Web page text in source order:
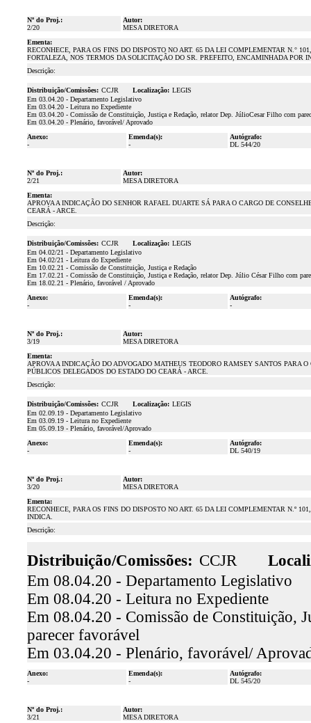
Nº do Proj.:
2/20
Autor:
MESA DIRETORA
Ementa:
RECONHECE, PARA OS FINS DO DISPOSTO NO ART. 65 DA LEI COMPLEMENTAR N.°
FORTALEZA, NOS TERMOS DA SOLICITAÇÃO DO SR. PREFEITO, ENCAMINHADA POR
Descrição:
Distribuição/Comissões: CCJR Localização: LEGIS
Em 03.04.20 - Departamento Legislativo
Em 03.04.20 - Leitura no Expediente
Em 03.04.20 - Comissão de Constituição, Justiça e Redação, relator Dep. JúlioCesar Filho com
Em 03.04.20 - Plenário, favorável/ Aprovado
Anexo:
-
Emenda(s):
-
Autógrafo:
DL 544/20
Nº do Proj.:
2/21
Autor:
MESA DIRETORA
Ementa:
APROVA A INDICAÇÃO DO SENHOR RAFAEL DUARTE SÁ PARA O CARGO DE
CEARÁ - ARCE.
Descrição:
Distribuição/Comissões: CCJR Localização: LEGIS
Em 04.02/21 - Departamento Legislativo
Em 04.02/21 - Leitura do Expediente
Em 10.02.21 - Comissão de Constituição, Justiça e Redação
Em 17.02.21 - Comissão de Constituição, Justiça e Redação, relator Dep. Júlio César Filho com
Em 18.02.21 - Plenário, favorável / Aprovado
Anexo:
-
Emenda(s):
-
Autógrafo:
-
Nº do Proj.:
3/19
Autor:
MESA DIRETORA
Ementa:
APROVA A INDICAÇÃO DO ADVOGADO MATHEUS TEODORO RAMSEY SANTOS PARA
PÚBLICOS DELEGADOS DO ESTADO DO CEARÁ - ARCE.
Descrição:
Distribuição/Comissões: CCJR Localização: LEGIS
Em 02.09.19 - Departamento Legislativo
Em 03.09.19 - Leitura no Expediente
Em 05.09.19 - Plenário, favorável/Aprovado
Anexo:
-
Emenda(s):
-
Autógrafo:
DL 540/19
Nº do Proj.:
3/20
Autor:
MESA DIRETORA
Ementa:
RECONHECE, PARA OS FINS DO DISPOSTO NO ART. 65 DA LEI COMPLEMENTAR N.º
INDICA.
Descrição:
Distribuição/Comissões: CCJR
Em 08.04.20 - Departamento Legislativo
Em 08.04.20 - Leitura no Expediente
Em 08.04.20 - Comissão de Constituição,
parecer favorável
Em 03.04.20 - Plenário, favorável/
Anexo:
-
Emenda(s):
-
Autógrafo:
DL 545/20
Nº do Proj.:
3/21
Autor:
MESA DIRETORA